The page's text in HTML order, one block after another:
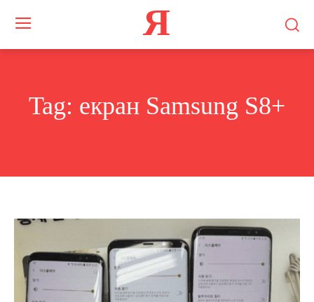
Я
Tag: екран Samsung S8+